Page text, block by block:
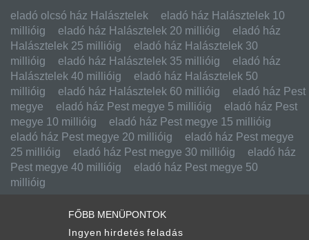
Víz:
Van
Gáz:
Van
Csatorna:
Van
eladó olcsó ház Halásztelek
eladó ház Halásztelek 10
millióig
eladó ház Halásztelek 20 millióig
eladó ház
Halásztelek 25 millióig
eladó ház Halásztelek 30
millióig
eladó ház Halásztelek 35 millióig
eladó ház
Halásztelek 40 millióig
eladó ház Halásztelek 50
millióig
eladó ház Halásztelek 60 millióig
eladó ház Pest
megye
eladó ház Pest megye 5 millióig
eladó ház Pest
megye 10 millióig
eladó ház Pest megye 15 millióig
eladó ház Pest megye 20 millióig
eladó ház Pest megye
25 millióig
eladó ház Pest megye 30 millióig
eladó ház
Pest megye 40 millióig
eladó ház Pest megye 50
millióig
FŐBB MENÜPONTOK
Ingyen hirdetés feladás